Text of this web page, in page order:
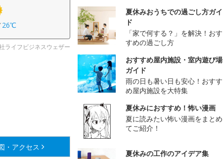
26℃
ライフビジネスウェザー
・アクセス
夏休みおうちでの過ごし方ガイ
ド
「家で何する？」を解決！おす
すめの過ごし方
おすすめ屋内施設・室内遊び場
ガイド
雨の日も暑い日も安心！おすす
め屋内施設を大特集
夏休みにおすすめ！怖い漫画
夏に読みたい怖い漫画をまとめ
てご紹介！
夏休みの工作のアイデア集